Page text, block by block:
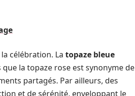
célébration. La topaze bleue
la topaze rose est synonyme de
partagés. Par ailleurs, des
et de sérénité, enveloppant le